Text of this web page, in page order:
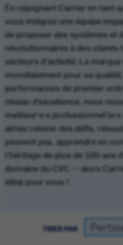
En rejoignant Carrier en tant
vous intégrez une équipe
de proposer des systèmes et
révolutionnaires à des clients
secteurs d’activité. La
mondialement pour sa
performances de premier
niveau d’excellence, nous
meilleur·e·s
aimez relever des défis,
peuvent pas, apprendre en
l’héritage de plus de 100 ans
domaine du CVC — alors
idéal pour vous !
TRIER PAR